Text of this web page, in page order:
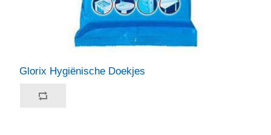
Glorix Hygiënische Doekjes